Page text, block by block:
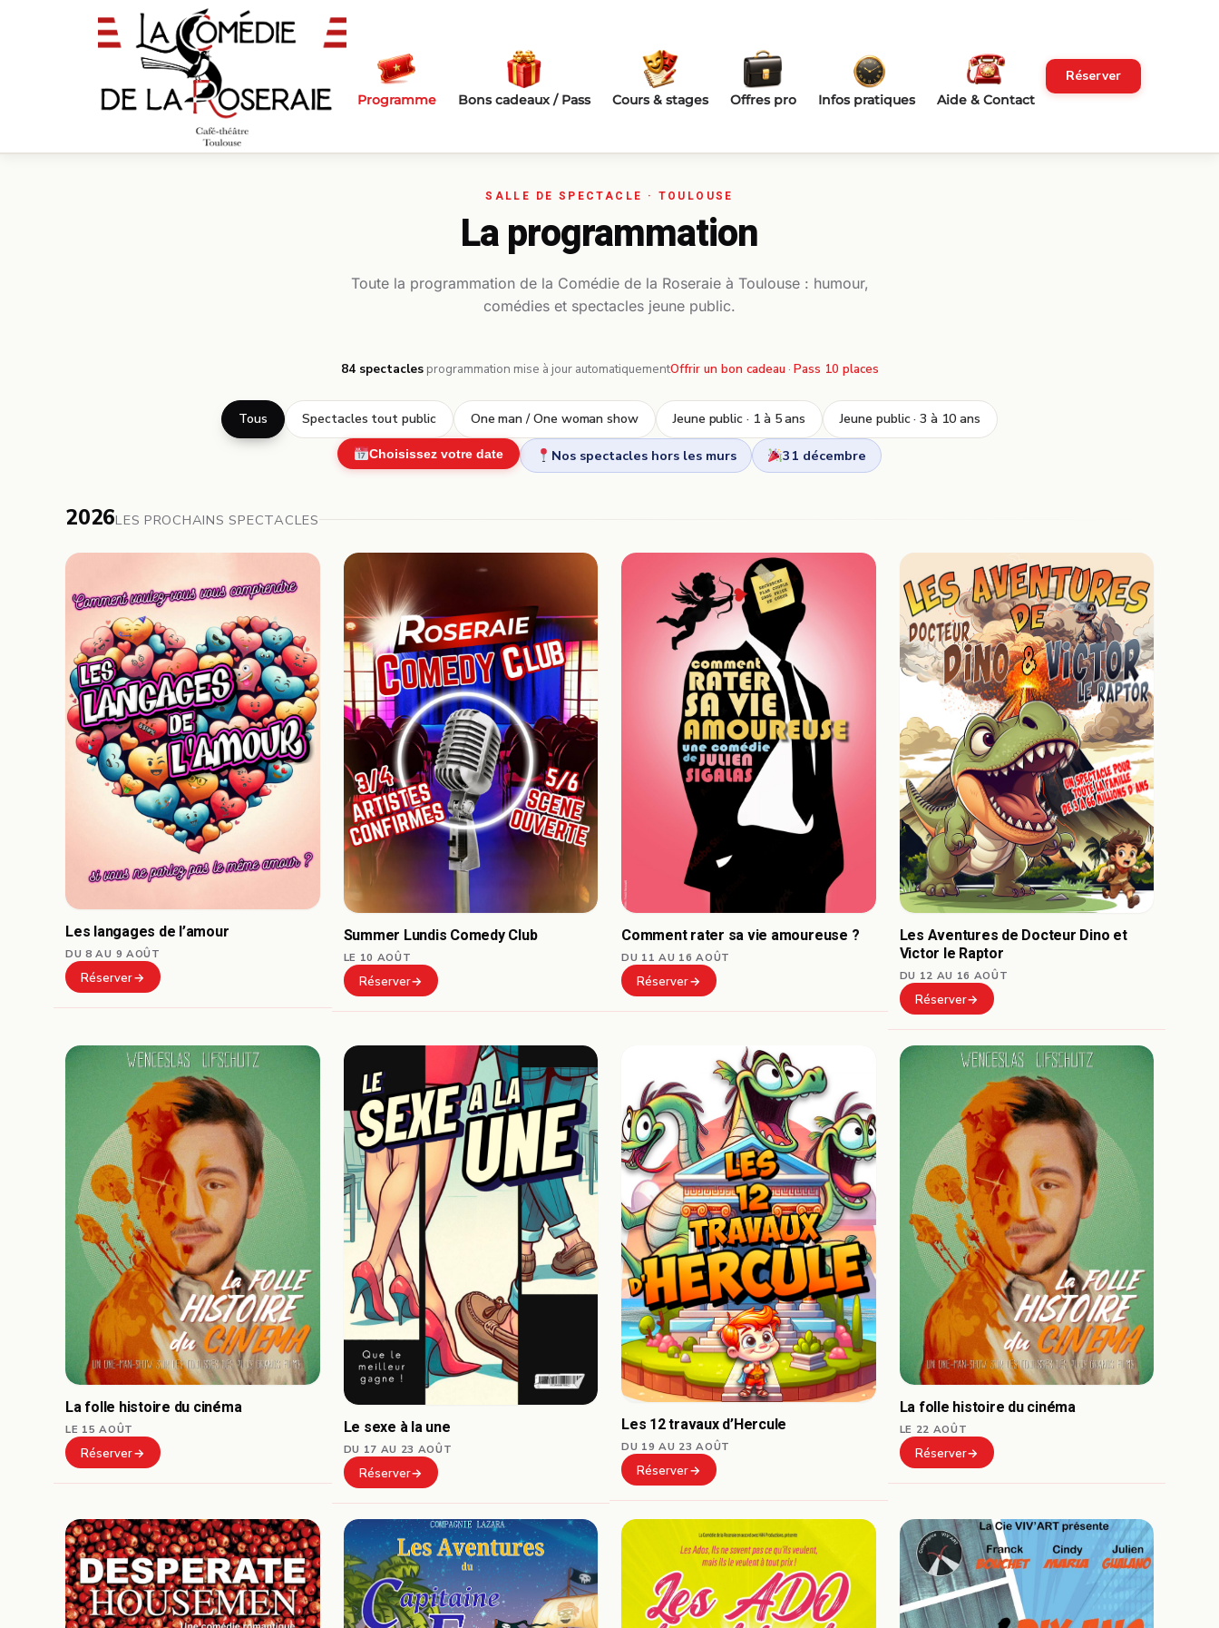
Passer au contenu principal
Programme Bons cadeaux / Pass Cours & stages Offres pro Infos pratiques Aide & Contact
Réserver
La programmation
Toute la programmation de la Comédie de la Roseraie à Toulouse : humour,
comédies et spectacles jeune public.
84 spectacles· programmation mise à jour automatiquementOffrir un bon cadeau · Pass 10 places
Tous Spectacles tout public One man / One woman show Jeune public · 1 à 5 ans Jeune public · 3 à 10 ans
Choisissez votre date Nos spectacles hors les murs 31 décembre
2026LES PROCHAINS SPECTACLES
Les langages de l’amour
DU 8 AU 9 AOÛT
Réserver
Summer Lundis Comedy Club
LE 10 AOÛT
Réserver
Comment rater sa vie amoureuse ?
DU 11 AU 16 AOÛT
Réserver
Les Aventures de Docteur Dino et
Victor le Raptor
DU 12 AU 16 AOÛT
Réserver
La folle histoire du cinéma
LE 15 AOÛT
Réserver
Le sexe à la une
DU 17 AU 23 AOÛT
Réserver
Les 12 travaux d’Hercule
DU 19 AU 23 AOÛT
Réserver
La folle histoire du cinéma
LE 22 AOÛT
Réserver